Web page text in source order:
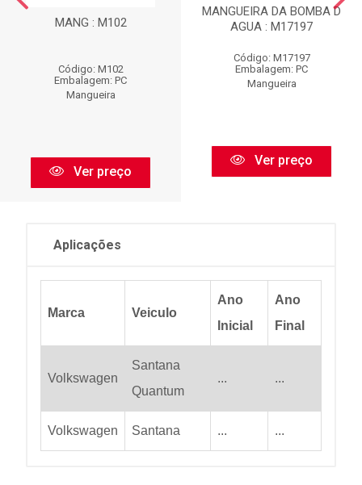
MANG : M102
Código: M102
Embalagem: PC
Mangueira
Ver preço
MANGUEIRA DA BOMBA D
AGUA : M17197
Código: M17197
Embalagem: PC
Mangueira
Ver preço
Aplicações
Marca Veiculo
Ano
Inicial
Ano
Final
Volkswagen
Santana
Quantum
... ...
Volkswagen Santana ... ...